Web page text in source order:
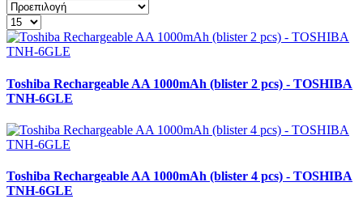
Toshiba Rechargeable AA 1000mAh (blister 2 pcs) - TOSHIBA
TNH-6GLE
Toshiba Rechargeable AA 1000mAh (blister 4 pcs) - TOSHIBA
TNH-6GLE